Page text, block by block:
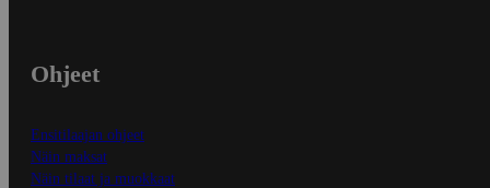
Ohjeet
Ensitilaajan ohjeet
Näin maksat
Näin tilaat ja muokkaat